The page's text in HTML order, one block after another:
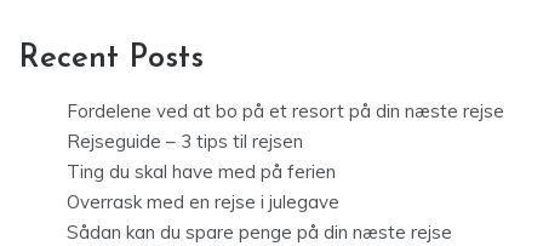
Recent Posts
Fordelene ved at bo på et resort på din næste rejse
Rejseguide – 3 tips til rejsen
Ting du skal have med på ferien
Overrask med en rejse i julegave
Sådan kan du spare penge på din næste rejse